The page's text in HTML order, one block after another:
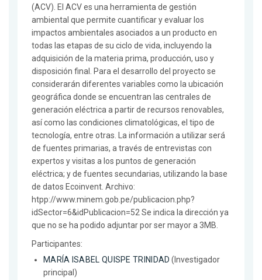
(ACV). El ACV es una herramienta de gestión
ambiental que permite cuantificar y evaluar los
impactos ambientales asociados a un producto en
todas las etapas de su ciclo de vida, incluyendo la
adquisición de la materia prima, producción, uso y
disposición final. Para el desarrollo del proyecto se
considerarán diferentes variables como la ubicación
geográfica donde se encuentran las centrales de
generación eléctrica a partir de recursos renovables,
así como las condiciones climatológicas, el tipo de
tecnología, entre otras. La información a utilizar será
de fuentes primarias, a través de entrevistas con
expertos y visitas a los puntos de generación
eléctrica; y de fuentes secundarias, utilizando la base
de datos Ecoinvent. Archivo:
htpp://www.minem.gob.pe/publicacion.php?
idSector=6&idPublicacion=52 Se indica la dirección ya
que no se ha podido adjuntar por ser mayor a 3MB.
Participantes:
MARÍA ISABEL QUISPE TRINIDAD (Investigador
principal)